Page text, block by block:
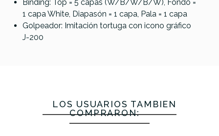
Binding: Top = 5 capas (W/B/W/B/W), Fondo =
1 capa White, Diapasón = 1 capa, Pala = 1 capa
Golpeador: Imitación tortuga con icono gráfico
J-200
LOS USUARIOS TAMBIÉN
COMPRARON: